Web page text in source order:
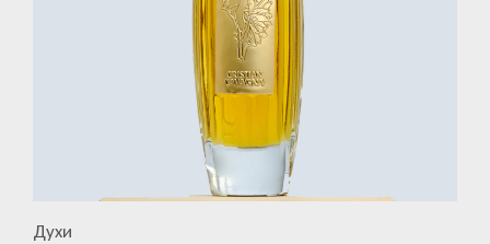
Духи